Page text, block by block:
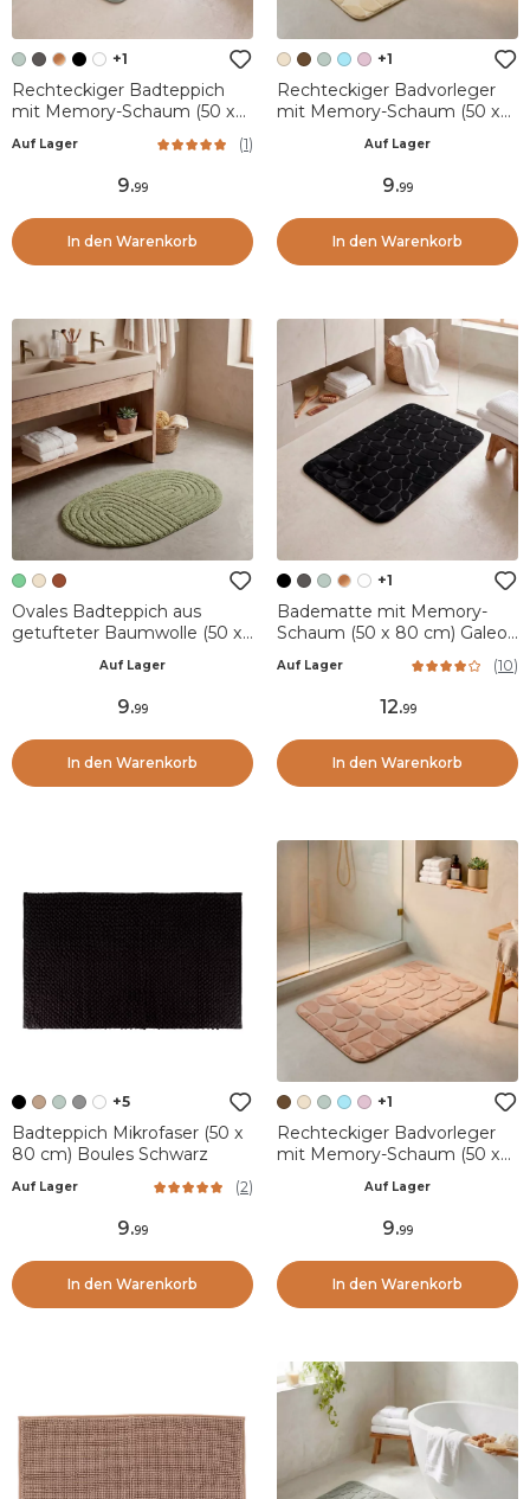
+1
Rechteckiger Badteppich
mit Memory-Schaum (50 x
Eukalyptusgrün
Auf Lager (1)
9.99
In den Warenkorb
+1
Rechteckiger Badvorleger
mit Memory-Schaum (50 x
Auf Lager
9.99
In den Warenkorb
Ovales Badteppich aus
getufteter Baumwolle (50 x
Auf Lager
9.99
In den Warenkorb
+1
Badematte mit Memory-
Schaum (50 x 80 cm) Galeo
Auf Lager (10)
12.99
In den Warenkorb
+5
Badteppich Mikrofaser (50 x
80 cm) Boules Schwarz
Auf Lager (2)
9.99
In den Warenkorb
+1
Rechteckiger Badvorleger
mit Memory-Schaum (50 x
Auf Lager
9.99
In den Warenkorb